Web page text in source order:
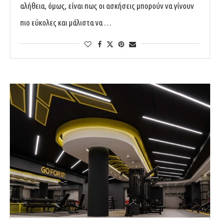
αλήθεια, όμως, είναι πως οι ασκήσεις μπορούν να γίνουν
πιο εύκολες και μάλιστα να …